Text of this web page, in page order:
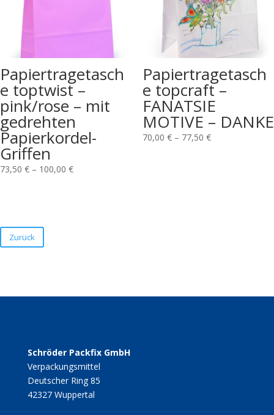
Papiertragetasch
e toptwist –
pink/rose – mit
gedrehten
Papierkordel-
Griffen
73,50 € – 100,00 €
Papiertragetasch
e topcraft –
FANATSIE
MOTIVE – DANKE
70,00 €– 77,50 €
Zurück
Schröder Packfix GmbH
Verpackungsmittel
Deutscher Ring 85
42327 Wuppertal